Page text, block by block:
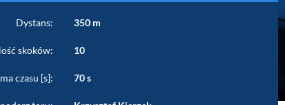
Dystans: 350 m
skoków: 10
czasu [s]: 70 s